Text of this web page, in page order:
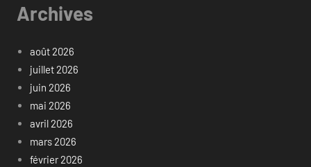
Archives
août 2026
juillet 2026
juin 2026
mai 2026
avril 2026
mars 2026
février 2026